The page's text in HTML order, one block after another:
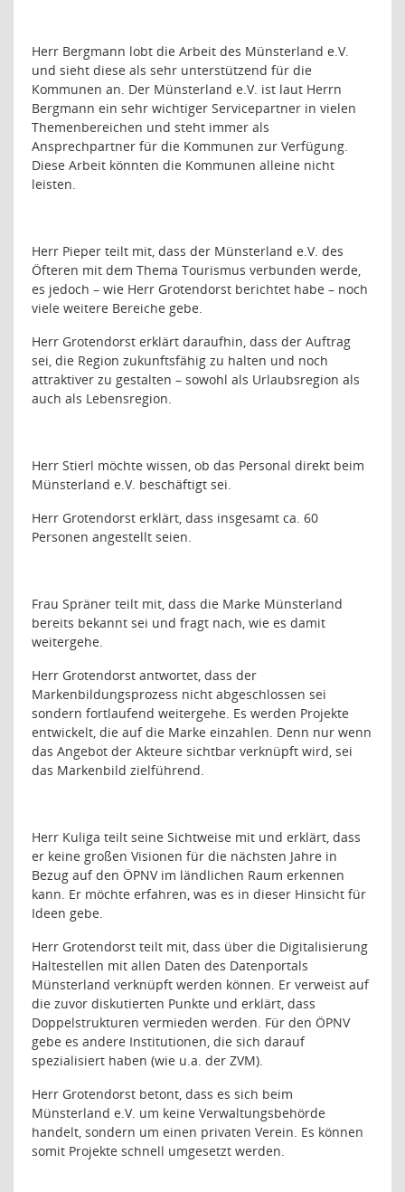
Herr Bergmann lobt die Arbeit des Münsterland e.V.
und sieht diese als sehr unterstützend für die
Kommunen an. Der Münsterland e.V. ist laut Herrn
Bergmann ein sehr wichtiger Servicepartner in vielen
Themenbereichen und steht immer als
Ansprechpartner für die Kommunen zur Verfügung.
Diese Arbeit könnten die Kommunen alleine nicht
leisten.
Herr Pieper teilt mit, dass der Münsterland e.V. des
Öfteren mit dem Thema Tourismus verbunden werde,
es jedoch – wie Herr Grotendorst berichtet habe – noch
viele weitere Bereiche gebe.
Herr Grotendorst erklärt daraufhin, dass der Auftrag
sei, die Region zukunftsfähig zu halten und noch
attraktiver zu gestalten – sowohl als Urlaubsregion als
auch als Lebensregion.
Herr Stierl möchte wissen, ob das Personal direkt beim
Münsterland e.V. beschäftigt sei.
Herr Grotendorst erklärt, dass insgesamt ca. 60
Personen angestellt seien.
Frau Spräner teilt mit, dass die Marke Münsterland
bereits bekannt sei und fragt nach, wie es damit
weitergehe.
Herr Grotendorst antwortet, dass der
Markenbildungsprozess nicht abgeschlossen sei
sondern fortlaufend weitergehe. Es werden Projekte
entwickelt, die auf die Marke einzahlen. Denn nur wenn
das Angebot der Akteure sichtbar verknüpft wird, sei
das Markenbild zielführend.
Herr Kuliga teilt seine Sichtweise mit und erklärt, dass
er keine großen Visionen für die nächsten Jahre in
Bezug auf den ÖPNV im ländlichen Raum erkennen
kann. Er möchte erfahren, was es in dieser Hinsicht für
Ideen gebe.
Herr Grotendorst teilt mit, dass über die Digitalisierung
Haltestellen mit allen Daten des Datenportals
Münsterland verknüpft werden können. Er verweist auf
die zuvor diskutierten Punkte und erklärt, dass
Doppelstrukturen vermieden werden. Für den ÖPNV
gebe es andere Institutionen, die sich darauf
spezialisiert haben (wie u.a. der ZVM).
Herr Grotendorst betont, dass es sich beim
Münsterland e.V. um keine Verwaltungsbehörde
handelt, sondern um einen privaten Verein. Es können
somit Projekte schnell umgesetzt werden.